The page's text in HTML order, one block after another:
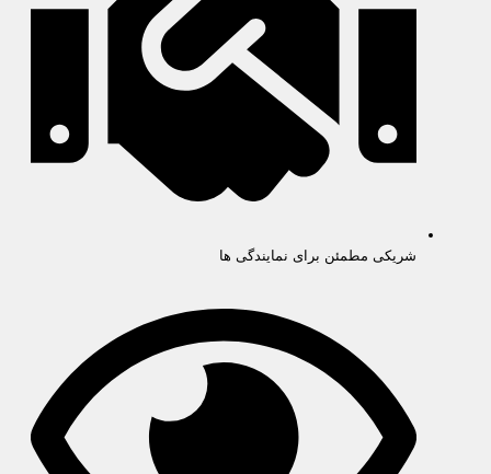
شریکی مطمئن برای نمایندگی ها